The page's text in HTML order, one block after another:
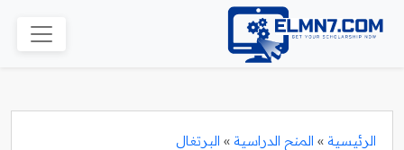
الرئيسية » المنح الدراسية » البرتغال